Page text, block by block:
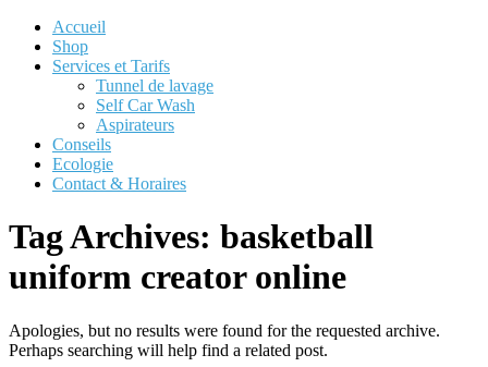
Accueil
Shop
Services et Tarifs
Tunnel de lavage
Self Car Wash
Aspirateurs
Conseils
Ecologie
Contact & Horaires
Tag Archives: basketball
uniform creator online
Apologies, but no results were found for the requested archive.
Perhaps searching will help find a related post.